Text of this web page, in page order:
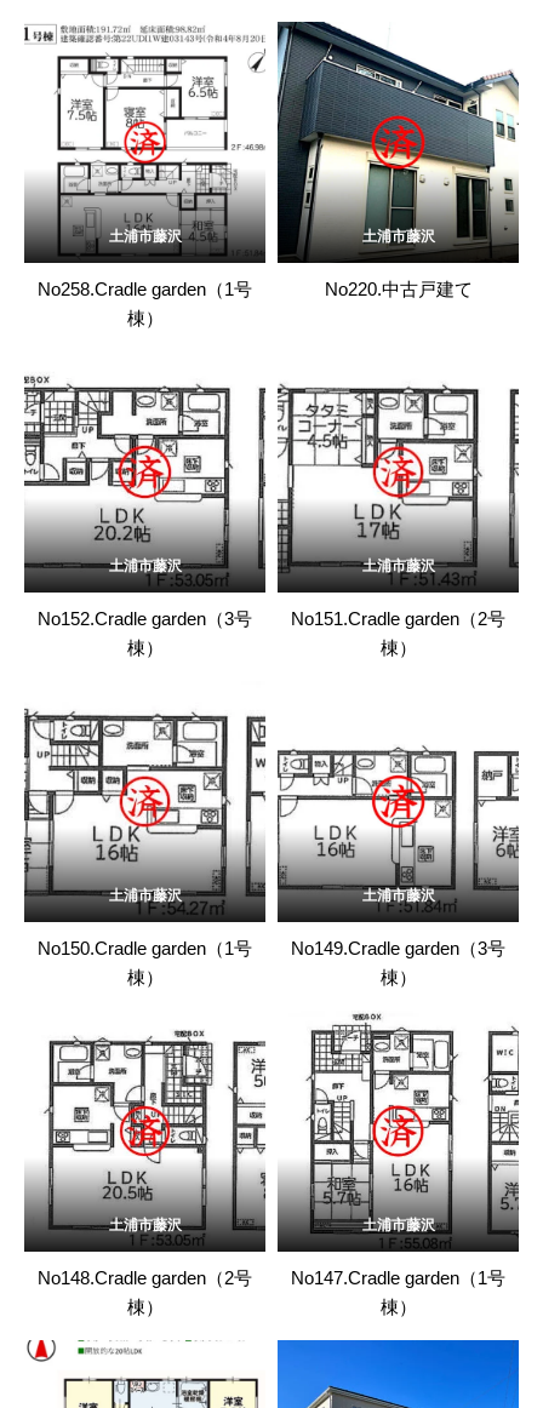
土浦市藤沢
No258.Cradle garden（1号
棟）
土浦市藤沢
No220.中古戸建て
土浦市藤沢
No152.Cradle garden（3号
棟）
土浦市藤沢
No151.Cradle garden（2号
棟）
土浦市藤沢
No150.Cradle garden（1号
棟）
土浦市藤沢
No149.Cradle garden（3号
棟）
土浦市藤沢
No148.Cradle garden（2号
棟）
土浦市藤沢
No147.Cradle garden（1号
棟）